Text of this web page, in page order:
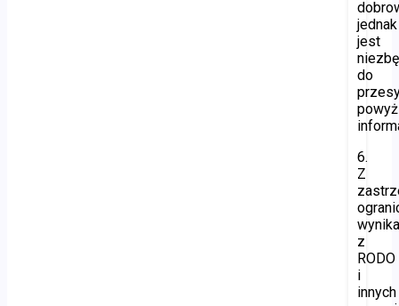
jednak
jest
do
6.
Z
z
RODO
i
innych